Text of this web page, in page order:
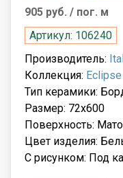
905 руб. / пог. м
Артикул: 106240
Производитель:
Коллекция: Eclipse
Тип керамики:
Размер: 72x600
Поверхность:
Цвет изделия:
С рисунком: Под